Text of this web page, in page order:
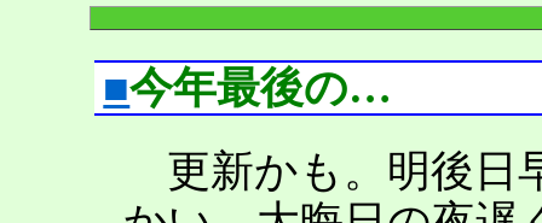
■今年最後の…
更新かも。明後日